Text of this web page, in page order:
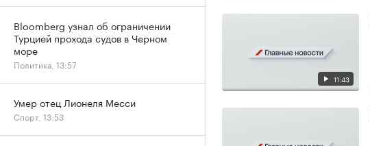
11:43
Bloomberg узнал об ограничении
Турцией прохода судов в Черном
море
Политика, 13:57
Умер отец Лионеля Месси
Спорт, 13:53